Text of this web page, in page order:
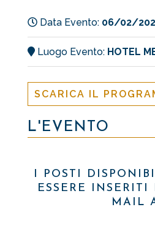
Data Evento: 06/02/
Luogo Evento: HOTEL
SCARICA IL
L'EVENTO
I POSTI
ESSERE
MAIL